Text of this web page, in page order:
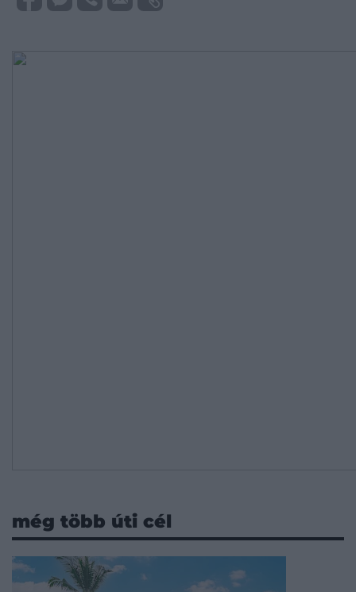
még több úti cél